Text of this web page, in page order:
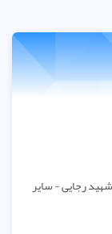
رجایی - سایر